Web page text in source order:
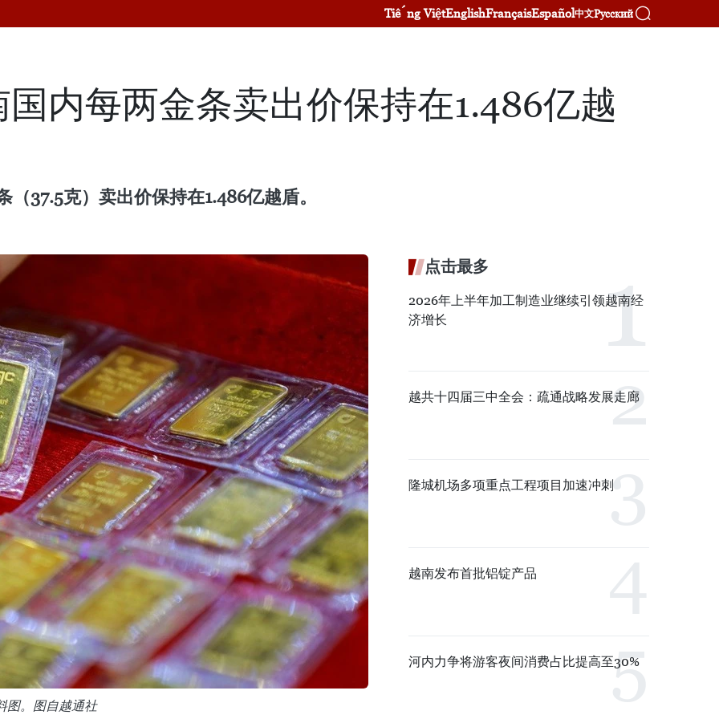
Tiếng ViệtEnglishFrançaisEspañol中文Русский
内每两金条卖出价保持在1.486亿越
37.5克）卖出价保持在1.486亿越盾。
图。图自越通社
点击最多
2026年上半年加工制造业继续引领越南经
济增长
越共十四届三中全会：疏通战略发展走廊
隆城机场多项重点工程项目加速冲刺
越南发布首批铝锭产品
河内力争将游客夜间消费占比提高至30%